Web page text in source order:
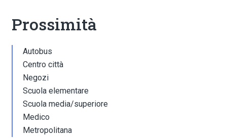
Prossimità
Autobus
Centro città
Negozi
Scuola elementare
Scuola media/superiore
Medico
Metropolitana